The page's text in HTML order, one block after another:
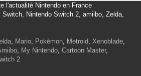
l'actualité Nintendo en France
Nintendo Switch 2, amiibo, Zelda,
, Mario, Pokémon, Metroid, Xenoblade,
, My Nintendo, Cartoon Master,
2